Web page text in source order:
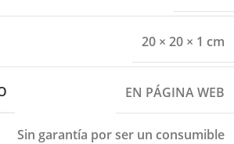
20 × 20 × 1 cm
EN PÁGINA WEB
Sin garantía por ser un consumible